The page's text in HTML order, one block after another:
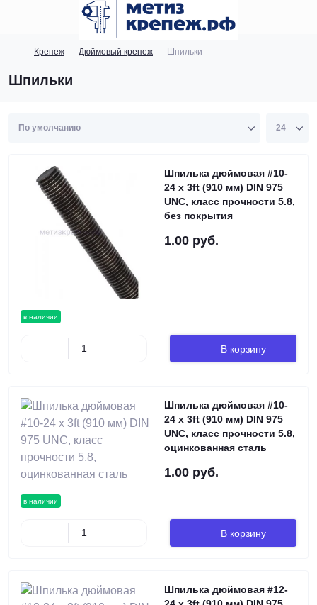
Крепеж Дюймовый крепеж Шпильки
Шпильки
в наличии
Шпилька дюймовая #10-
24 х 3ft (910 мм) DIN 975
UNC, класс прочности 5.8,
без покрытия
1.00 руб.
В корзину
в наличии
Шпилька дюймовая #10-
24 х 3ft (910 мм) DIN 975
UNC, класс прочности 5.8,
оцинкованная сталь
1.00 руб.
В корзину
Шпилька дюймовая #12-